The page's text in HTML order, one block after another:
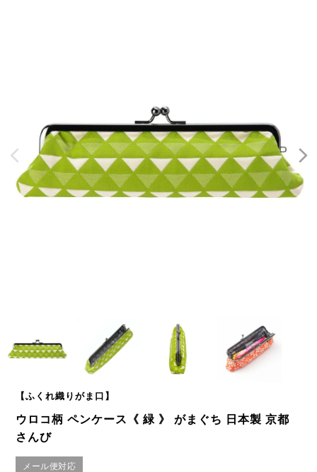
【ふくれ織りがま口】
ウロコ柄 ペンケース《 緑 》 がまぐち 日本製 京都
さんび
メール便対応